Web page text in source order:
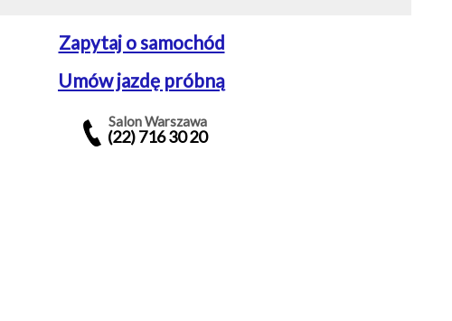
Zapytaj o samochód
Umów jazdę próbną
Salon Warszawa
(22) 716 30 20